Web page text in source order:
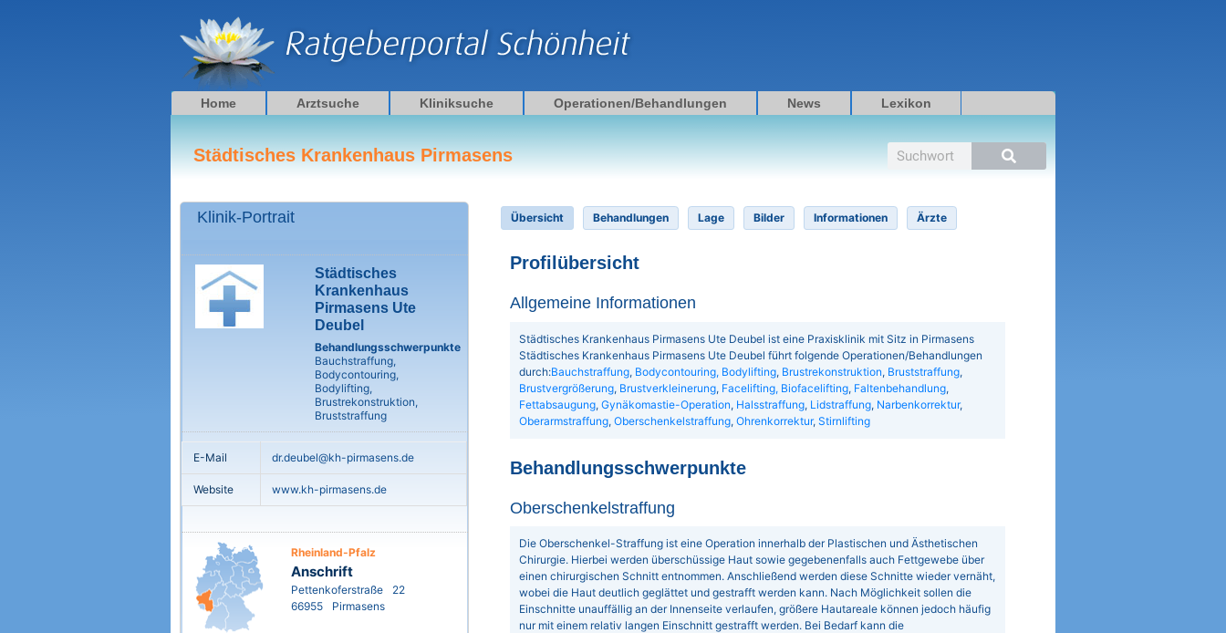
Home Arztsuche Kliniksuche Operationen/Behandlungen News Lexikon
Städtisches Krankenhaus Pirmasens Suche
Klinik-Portrait
Städtisches
Krankenhaus
Pirmasens Ute
Deubel
Behandlungsschwerpunkte
Bauchstraffung,
Bodycontouring,
Bodylifting,
Brustrekonstruktion,
Bruststraffung
E-Mail dr.deubel@kh-pirmasens.de
Website www.kh-pirmasens.de
Rheinland-Pfalz
Anschrift
Pettenkoferstraße
22
66955
Pirmasens
Übersicht Behandlungen Lage Bilder Informationen Ärzte
Profilübersicht
Allgemeine Informationen
Städtisches Krankenhaus Pirmasens Ute Deubel ist eine Praxisklinik mit Sitz in Pirmasens
Städtisches Krankenhaus Pirmasens Ute Deubel führt folgende Operationen/Behandlungen
durch:Bauchstraffung, Bodycontouring, Bodylifting, Brustrekonstruktion, Bruststraffung,
Brustvergrößerung, Brustverkleinerung, Facelifting, Biofacelifting, Faltenbehandlung,
Fettabsaugung, Gynäkomastie-Operation, Halsstraffung, Lidstraffung, Narbenkorrektur,
Oberarmstraffung, Oberschenkelstraffung, Ohrenkorrektur, Stirnlifting
Behandlungsschwerpunkte
Oberschenkelstraffung
Die Oberschenkel-Straffung ist eine Operation innerhalb der Plastischen und Ästhetischen
Chirurgie. Hierbei werden überschüssige Haut sowie gegebenenfalls auch Fettgewebe über
einen chirurgischen Schnitt entnommen. Anschließend werden diese Schnitte wieder vernäht,
wobei die Haut deutlich geglättet und gestrafft werden kann. Nach Möglichkeit sollen die
Einschnitte unauffällig an der Innenseite verlaufen, größere Hautareale können jedoch häufig
nur mit einem relativ langen Einschnitt gestrafft werden. Bei Bedarf kann die